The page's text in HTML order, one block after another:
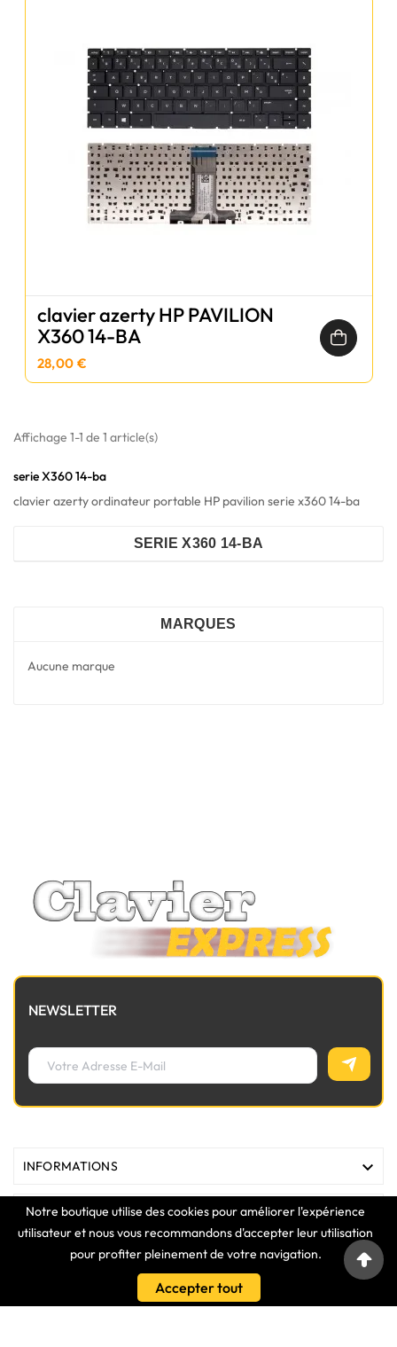
Notre boutique utilise des cookies pour améliorer l'expérience
utilisateur et nous vous recommandons d'accepter leur utilisation
pour profiter pleinement de votre navigation.
Accepter tout
clavier azerty HP PAVILION
X360 14-BA
28,00 €
Affichage 1-1 de 1 article(s)
serie X360 14-ba
clavier azerty ordinateur portable HP pavilion serie x360 14-ba
SERIE X360 14-BA
MARQUES
Aucune marque
NEWSLETTER
INFORMATIONS 
MAGASIN 

VOTRE COMPTE 